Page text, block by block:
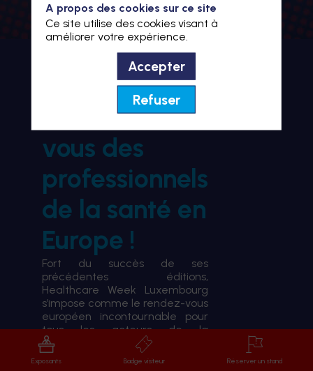
Je m'inscris à HWL26
BIENVENUE À HWL26
le rendez-
vous des
professionnels
de la santé en
Europe !
Fort du succès de ses
précédentes éditions,
Healthcare Week Luxembourg
s’impose comme le rendez-vous
européen incontournable pour
tous les acteurs de la
transformation du système de
santé.
Exposants Badge visiteur Réserver un stand
A propos des cookies sur ce site
Ce site utilise des cookies visant à
améliorer votre expérience.
Accepter
Refuser